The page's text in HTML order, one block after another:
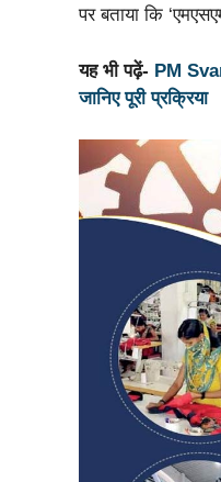
पर बताया कि
यह भी पढ़ें- PM
जानिए पूरी प्रक्रिया